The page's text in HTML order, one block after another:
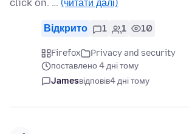
click on. … (читати далі)
Відкрито 1 1 10
Firefox
Privacy and security
поставлено 4 дні тому
Jamesвідповів4 дні тому